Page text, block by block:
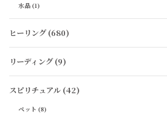
水晶(1)
ヒーリング(680)
リーディング(9)
スピリチュアル (42)
ペット (8)